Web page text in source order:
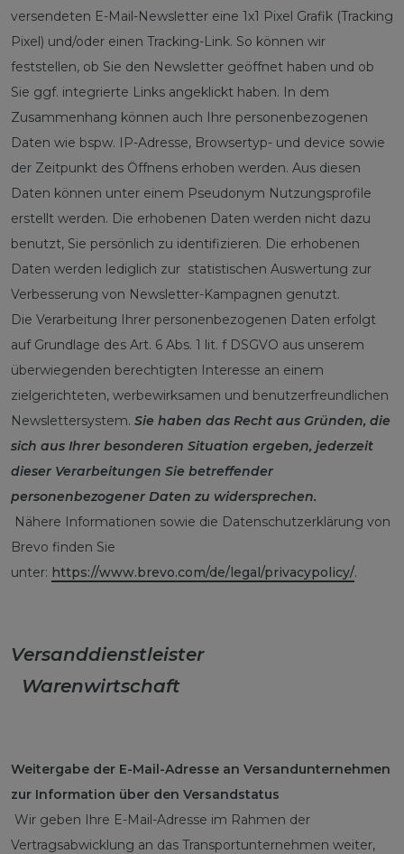
versendeten E-Mail-Newsletter eine 1x1 Pixel Grafik (Tracking
Pixel) und/oder einen Tracking-Link. So können wir
feststellen, ob Sie den Newsletter geöffnet haben und ob
Sie ggf. integrierte Links angeklickt haben. In dem
Zusammenhang können auch Ihre personenbezogenen
Daten wie bspw. IP-Adresse, Browsertyp- und device sowie
der Zeitpunkt des Öffnens erhoben werden. Aus diesen
Daten können unter einem Pseudonym Nutzungsprofile
erstellt werden. Die erhobenen Daten werden nicht dazu
benutzt, Sie persönlich zu identifizieren. Die erhobenen
Daten werden lediglich zur statistischen Auswertung zur
Verbesserung von Newsletter-Kampagnen genutzt.
Die Verarbeitung Ihrer personenbezogenen Daten erfolgt
auf Grundlage des Art. 6 Abs. 1 lit. f DSGVO aus unserem
überwiegenden berechtigten Interesse an einem
zielgerichteten, werbewirksamen und benutzerfreundlichen
Newslettersystem. Sie haben das Recht aus Gründen, die
sich aus Ihrer besonderen Situation ergeben, jederzeit
dieser Verarbeitungen Sie betreffender
personenbezogener Daten zu widersprechen.
Nähere Informationen sowie die Datenschutzerklärung von
Brevo finden Sie
unter: https://www.brevo.com/de/legal/privacypolicy/.
Versanddienstleister
Warenwirtschaft
Weitergabe der E-Mail-Adresse an Versandunternehmen
zur Information über den Versandstatus
Wir geben Ihre E-Mail-Adresse im Rahmen der
Vertragsabwicklung an das Transportunternehmen weiter,